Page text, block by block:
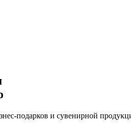
подарков и сувенирной